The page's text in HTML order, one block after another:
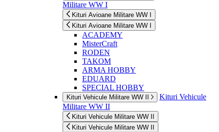
Militare WW I
Kituri Avioane Militare WW I
Kituri Avioane Militare WW I
ACADEMY
MisterCraft
RODEN
TAKOM
ARMA HOBBY
EDUARD
SPECIAL HOBBY
Kituri Vehicule Militare WW II
Kituri Vehicule
Militare WW II
Kituri Vehicule Militare WW II
Kituri Vehicule Militare WW II